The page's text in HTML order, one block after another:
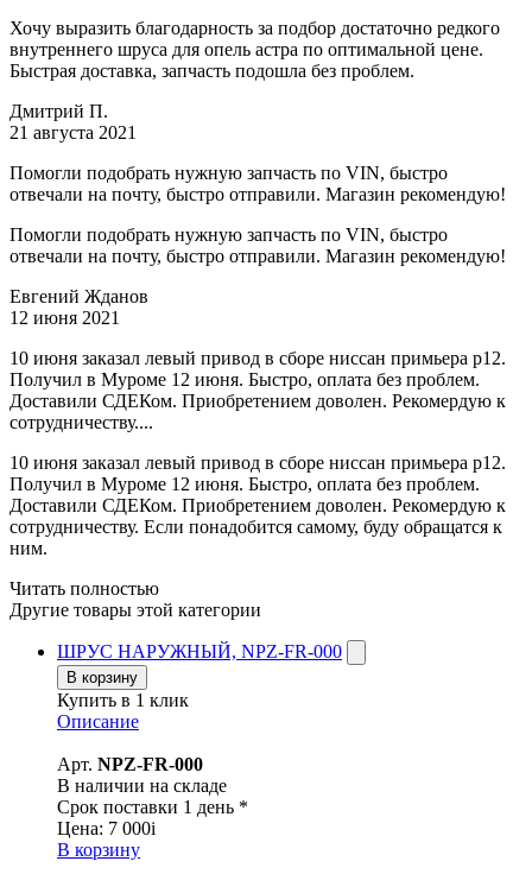
Хочу выразить благодарность за подбор достаточно редкого
внутреннего шруса для опель астра по оптимальной цене.
Быстрая доставка, запчасть подошла без проблем.
Дмитрий П.
21 августа 2021
Помогли подобрать нужную запчасть по VIN, быстро
отвечали на почту, быстро отправили. Магазин рекомендую!
Помогли подобрать нужную запчасть по VIN, быстро
отвечали на почту, быстро отправили. Магазин рекомендую!
Евгений Жданов
12 июня 2021
10 июня заказал левый привод в сборе ниссан примьера р12.
Получил в Муроме 12 июня. Быстро, оплата без проблем.
Доставили СДЕКом. Приобретением доволен. Рекомердую к
сотрудничеству....
10 июня заказал левый привод в сборе ниссан примьера р12.
Получил в Муроме 12 июня. Быстро, оплата без проблем.
Доставили СДЕКом. Приобретением доволен. Рекомердую к
сотрудничеству. Если понадобится самому, буду обращатся к
ним.
Читать полностью
Другие товары этой категории
ШРУС НАРУЖНЫЙ, NPZ-FR-000
В корзину
Купить в 1 клик
Описание
Арт. NPZ-FR-000
В наличии на складе
Срок поставки 1 день *
Цена: 7 000i
В корзину